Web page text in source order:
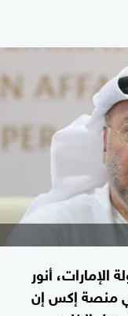
أنور
منصة إكس إن